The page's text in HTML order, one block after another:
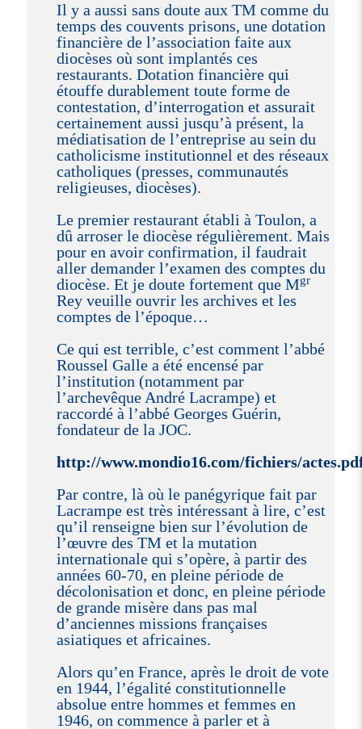
Il y a aussi sans doute aux TM comme du
temps des couvents prisons, une dotation
financière de l’association faite aux
diocèses où sont implantés ces
restaurants. Dotation financière qui
étouffe durablement toute forme de
contestation, d’interrogation et assurait
certainement aussi jusqu’à présent, la
médiatisation de l’entreprise au sein du
catholicisme institutionnel et des réseaux
catholiques (presses, communautés
religieuses, diocèses).
Le premier restaurant établi à Toulon, a
dû arroser le diocèse régulièrement. Mais
pour en avoir confirmation, il faudrait
aller demander l’examen des comptes du
diocèse. Et je doute fortement que Mgr
Rey veuille ouvrir les archives et les
comptes de l’époque…
Ce qui est terrible, c’est comment l’abbé
Roussel Galle a été encensé par
l’institution (notamment par
l’archevêque André Lacrampe) et
raccordé à l’abbé Georges Guérin,
fondateur de la JOC.
http://www.mondio16.com/fichiers/
Par contre, là où le panégyrique fait par
Lacrampe est très intéressant à lire, c’est
qu’il renseigne bien sur l’évolution de
l’œuvre des TM et la mutation
internationale qui s’opère, à partir des
années 60-70, en pleine période de
décolonisation et donc, en pleine période
de grande misère dans pas mal
d’anciennes missions françaises
asiatiques et africaines.
Alors qu’en France, après le droit de vote
en 1944, l’égalité constitutionnelle
absolue entre hommes et femmes en
1946, on commence à parler et à